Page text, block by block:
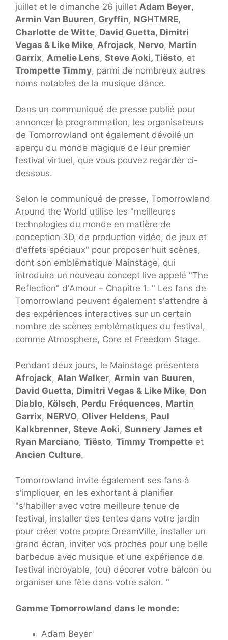
juillet et le dimanche 26 juillet Adam Beyer,
Armin Van Buuren, Gryffin, NGHTMRE,
Charlotte de Witte, David Guetta, Dimitri
Vegas & Like Mike, Afrojack, Nervo, Martin
Garrix, Amelie Lens, Steve Aoki, Tiësto, et
Trompette Timmy, parmi de nombreux autres
noms notables de la musique dance.
Dans un communiqué de presse publié pour
annoncer la programmation, les organisateurs
de Tomorrowland ont également dévoilé un
aperçu du monde magique de leur premier
festival virtuel, que vous pouvez regarder ci-
dessous.
Selon le communiqué de presse, Tomorrowland
Around the World utilise les "meilleures
technologies du monde en matière de
conception 3D, de production vidéo, de jeux et
d'effets spéciaux" pour proposer huit scènes,
dont son emblématique Mainstage, qui
introduira un nouveau concept live appelé "The
Reflection" d'Amour – Chapitre 1. " Les fans de
Tomorrowland peuvent également s'attendre à
des expériences interactives sur un certain
nombre de scènes emblématiques du festival,
comme Atmosphere, Core et Freedom Stage.
Pendant deux jours, le Mainstage présentera
Afrojack, Alan Walker, Armin van Buuren,
David Guetta, Dimitri Vegas & Like Mike, Don
Diablo, Kölsch, Perdu Fréquences, Martin
Garrix, NERVO, Oliver Heldens, Paul
Kalkbrenner, Steve Aoki, Sunnery James et
Ryan Marciano, Tiësto, Timmy Trompette et
Ancien Culture.
Tomorrowland invite également ses fans à
s'impliquer, en les exhortant à planifier
"s'habiller avec votre meilleure tenue de
festival, installer des tentes dans votre jardin
pour créer votre propre DreamVille, installer un
grand écran, inviter vos proches pour une belle
barbecue avec musique et une expérience de
festival incroyable, (ou) décorer votre balcon ou
organiser une fête dans votre salon. "
Gamme Tomorrowland dans le monde:
Adam Beyer